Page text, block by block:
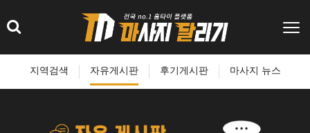
지역검색 자유게시판 후기게시판 마사지 뉴스